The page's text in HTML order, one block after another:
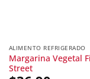
ALIMENTO REFRIGERADO
Margarina Vegetal
Street